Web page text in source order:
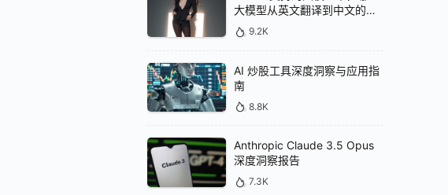
大模型从英文翻译到中文的效
果最好
9.2K
AI 炒股工具深度洞察与应用指
南
8.8K
Anthropic Claude 3.5 Opus
深度洞察报告
7.3K